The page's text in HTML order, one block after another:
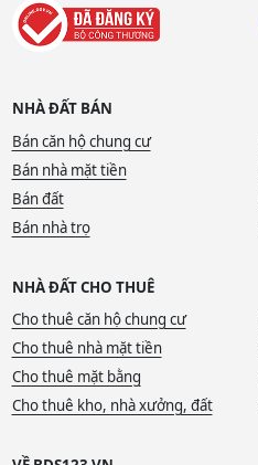
NHÀ ĐẤT BÁN
Bán căn hộ chung cư
Bán nhà mặt tiền
Bán đất
Bán nhà trọ
NHÀ ĐẤT CHO THUÊ
Cho thuê căn hộ chung cư
Cho thuê nhà mặt tiền
Cho thuê mặt bằng
Cho thuê kho, nhà xưởng, đất